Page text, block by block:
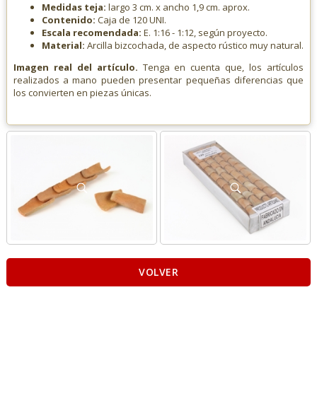
Medidas teja: largo 3 cm. x ancho 1,9 cm. aprox.
Contenido: Caja de 120 UNI.
Escala recomendada: E. 1:16 - 1:12, según proyecto.
Material: Arcilla bizcochada, de aspecto rústico muy natural.
Imagen real del artículo. Tenga en cuenta que, los artículos
realizados a mano pueden presentar pequeñas diferencias que
los convierten en piezas únicas.
VOLVER